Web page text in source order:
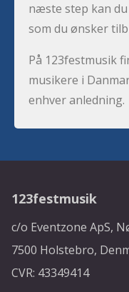
næste step kan
som du ønsker
På 123festmusik
musikere i
enhver anledning.
123festmusik
c/o Eventzone ApS,
7500 Holstebro,
CVR: 43349414